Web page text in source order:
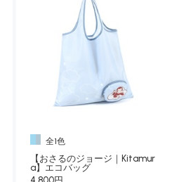
全1色
【おさるのジョージ｜Kitamur
a】エコバッグ